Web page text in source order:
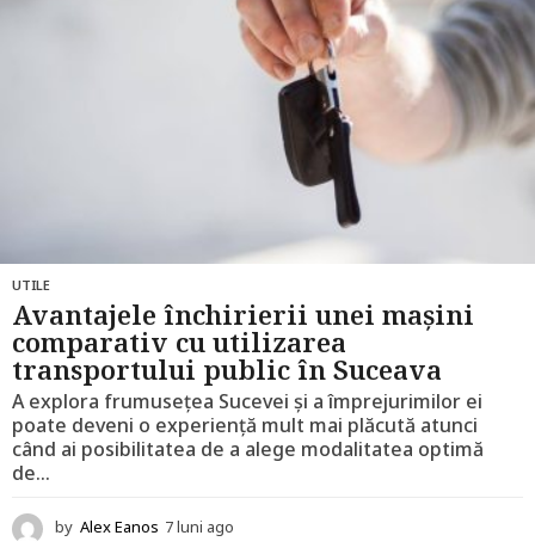
UTILE
Avantajele închirierii unei mașini
comparativ cu utilizarea
transportului public în Suceava
A explora frumusețea Sucevei și a împrejurimilor ei
poate deveni o experiență mult mai plăcută atunci
când ai posibilitatea de a alege modalitatea optimă
de...
by Alex Eanos 7 luni ago